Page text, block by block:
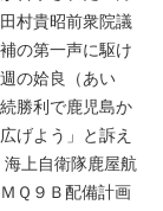
村貴昭前衆院議
の第一声に駆け
の姶良（あい
勝利で鹿児島か
げよう」と訴え
上自衛隊鹿屋航
Ｑ９Ｂ配備計画